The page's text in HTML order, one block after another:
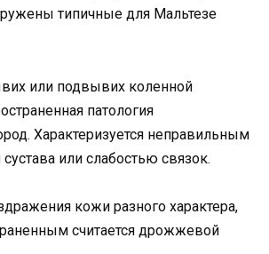
типичные для Мальтезе
или подвывих коленной
патология
Характеризуется неправильным
или слабостью связок.
кожи разного характера,
считается дрожжевой